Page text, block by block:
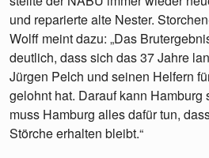
und reparierte alte Nester.
Wolff meint dazu: „Das
deutlich, dass sich das 37 Jahre
Jürgen Pelch und seinen Helfern
gelohnt hat. Darauf kann Hamburg
muss Hamburg alles dafür tun,
Störche erhalten bleibt.“